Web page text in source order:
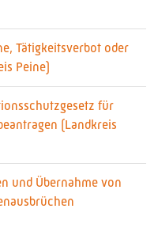
Tätigkeitsverbot oder
Peine)
für
(Landkreis
und Übernahme von